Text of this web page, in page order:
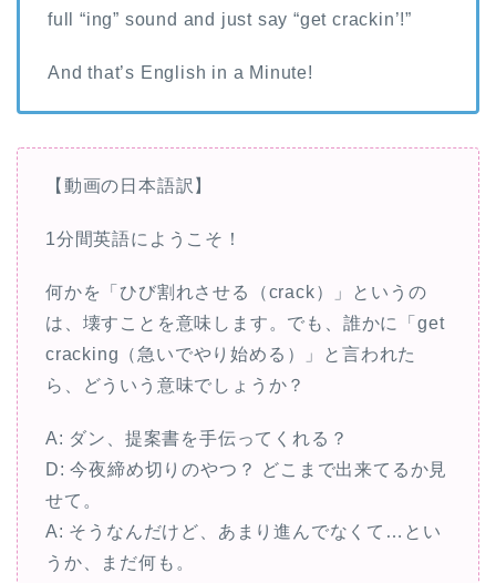
full “ing” sound and just say “get crackin’!”
And that’s English in a Minute!
【動画の日本語訳】
1分間英語にようこそ！
何かを「ひび割れさせる（crack）」というの
は、壊すことを意味します。でも、誰かに「get
cracking（急いでやり始める）」と言われた
ら、どういう意味でしょうか？
A: ダン、提案書を手伝ってくれる？
D: 今夜締め切りのやつ？ どこまで出来てるか見
せて。
A: そうなんだけど、あまり進んでなくて…とい
うか、まだ何も。